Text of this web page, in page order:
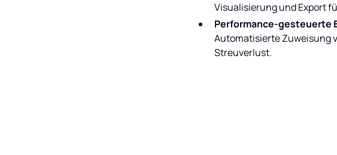
Visualisierung und Export
Performance-gesteuerte
Automatisierte Zuweisung
Streuverlust.